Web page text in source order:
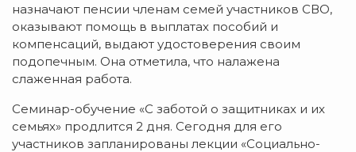
назначают пенсии членам семей участников СВО,
оказывают помощь в выплатах пособий и
компенсаций, выдают удостоверения своим
подопечным. Она отметила, что налажена
слаженная работа.
Семинар-обучение «С заботой о защитниках и их
семьях» продлится 2 дня. Сегодня для его
участников запланированы лекции «Социально-